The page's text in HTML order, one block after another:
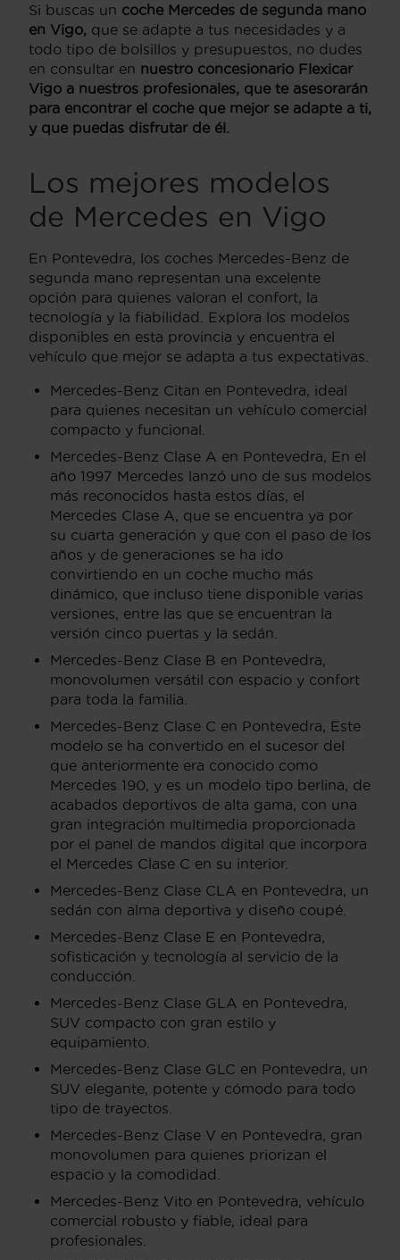
Si buscas un coche Mercedes de segunda mano
en Vigo, que se adapte a tus necesidades y a
todo tipo de bolsillos y presupuestos, no dudes
en consultar en nuestro concesionario Flexicar
Vigo a nuestros profesionales, que te asesorarán
para encontrar el coche que mejor se adapte a ti,
y que puedas disfrutar de él.
Los mejores modelos
de Mercedes en Vigo
En Pontevedra, los coches Mercedes-Benz de
segunda mano representan una excelente
opción para quienes valoran el confort, la
tecnología y la fiabilidad. Explora los modelos
disponibles en esta provincia y encuentra el
vehículo que mejor se adapta a tus expectativas.
Mercedes-Benz Citan en Pontevedra, ideal
para quienes necesitan un vehículo comercial
compacto y funcional.
Mercedes-Benz Clase A en Pontevedra, En el
año 1997 Mercedes lanzó uno de sus modelos
más reconocidos hasta estos días, el
Mercedes Clase A, que se encuentra ya por
su cuarta generación y que con el paso de los
años y de generaciones se ha ido
convirtiendo en un coche mucho más
dinámico, que incluso tiene disponible varias
versiones, entre las que se encuentran la
versión cinco puertas y la sedán.
Mercedes-Benz Clase B en Pontevedra,
monovolumen versátil con espacio y confort
para toda la familia.
Mercedes-Benz Clase C en Pontevedra, Este
modelo se ha convertido en el sucesor del
que anteriormente era conocido como
Mercedes 190, y es un modelo tipo berlina, de
acabados deportivos de alta gama, con una
gran integración multimedia proporcionada
por el panel de mandos digital que incorpora
el Mercedes Clase C en su interior.
Mercedes-Benz Clase CLA en Pontevedra, un
sedán con alma deportiva y diseño coupé.
Mercedes-Benz Clase E en Pontevedra,
sofisticación y tecnología al servicio de la
conducción.
Mercedes-Benz Clase GLA en Pontevedra,
SUV compacto con gran estilo y
equipamiento.
Mercedes-Benz Clase GLC en Pontevedra, un
SUV elegante, potente y cómodo para todo
tipo de trayectos.
Mercedes-Benz Clase V en Pontevedra, gran
monovolumen para quienes priorizan el
espacio y la comodidad.
Mercedes-Benz Vito en Pontevedra, vehículo
comercial robusto y fiable, ideal para
profesionales.